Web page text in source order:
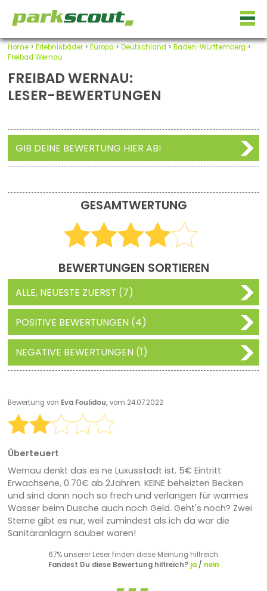
Home> Erlebnisbäder> Europa > Deutschland > Baden-Württemberg >
Freibad Wernau
FREIBAD WERNAU:
LESER-BEWERTUNGEN
GIB DEINE BEWERTUNG HIER AB!
GESAMTWERTUNG
BEWERTUNGEN SORTIEREN
ALLE, NEUESTE ZUERST (7)
POSITIVE BEWERTUNGEN (4)
NEGATIVE BEWERTUNGEN (1)
Bewertung von Eva Foulidou,vom 24.07.2022
Überteuert
Wernau denkt das es ne Luxusstadt ist. 5€ Eintritt
Erwachsene, 0.70€ ab 2Jahren. KEINE beheizten Becken
und sind dann noch so frech und verlangen für warmes
Wasser beim Dusche auch noch Geld. Geht's noch? Zwei
Sterne gibt es nur, weil zumindest als ich da war die
Sanitäranlagrn sauber waren!
67% unserer Leser finden diese Meinung hilfreich.
Fandest Du diese Bewertung hilfreich? ja/ nein